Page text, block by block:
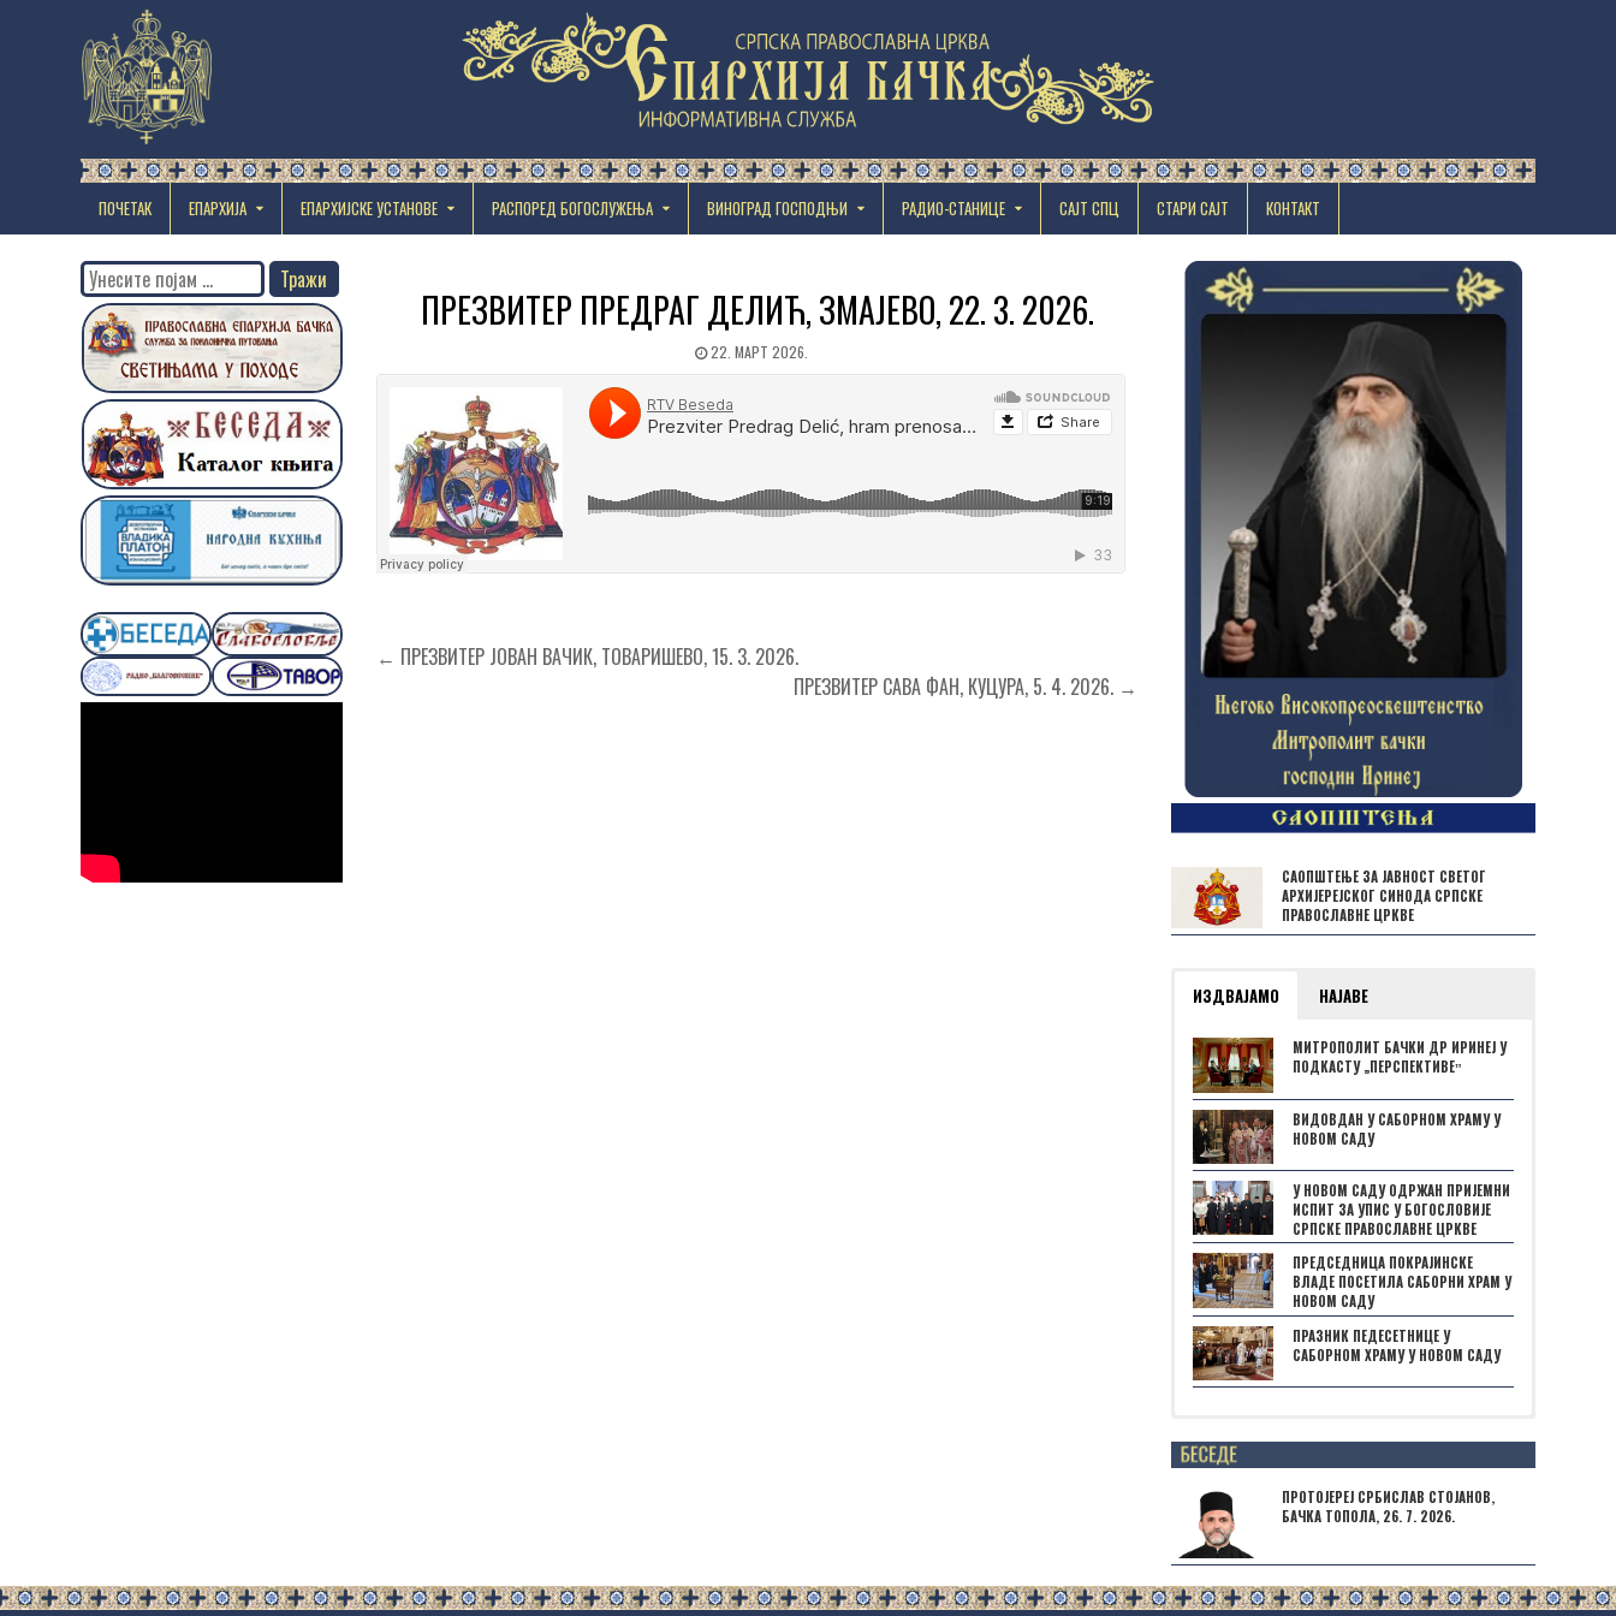
ПОЧЕТАК ЕПАРХИЈА EПАРХИЈСКЕ УСТАНОВЕ РАСПОРЕД БОГОСЛУЖЕЊА ВИНОГРАД ГОСПОДЊИ РАДИО-СТАНИЦЕ САЈТ СПЦ СТАРИ САЈТ КОНТАКТ
ПРЕЗВИТЕР ПРЕДРАГ ДЕЛИЋ, ЗМАЈЕВО, 22. 3. 2026.
22. МАРТ 2026.
Кретање
← ПРЕЗВИТЕР ЈОВАН ВАЧИК, ТОВАРИШЕВО, 15. 3. 2026.
ПРЕЗВИТЕР САВА ФАН, КУЦУРА, 5. 4. 2026. →
Search
for:
САОПШТЕЊЕ ЗА ЈАВНОСТ СВЕТОГ
АРХИЈЕРЕЈСКОГ СИНОДА СРПСКЕ
ПРАВОСЛАВНЕ ЦРКВЕ
ИЗДВАЈАМО НАЈАВЕ
МИТРОПОЛИТ БАЧКИ ДР ИРИНЕЈ У
ПОДКАСТУ „ПЕРСПЕКТИВЕˮ
ВИДОВДАН У САБОРНОМ ХРАМУ У
НОВОМ САДУ
У НОВОМ САДУ ОДРЖАН ПРИЈЕМНИ
ИСПИТ ЗА УПИС У БОГОСЛОВИЈЕ
СРПСКЕ ПРАВОСЛАВНЕ ЦРКВЕ
ПРЕДСЕДНИЦА ПОКРАЈИНСКЕ
ВЛАДЕ ПОСЕТИЛА САБОРНИ ХРАМ У
НОВОМ САДУ
ПРАЗНИК ПЕДЕСЕТНИЦЕ У
САБОРНОМ ХРАМУ У НОВОМ САДУ
Posts not found
ПРОТОЈЕРЕЈ СРБИСЛАВ СТОЈАНОВ,
БАЧКА ТОПОЛА, 26. 7. 2026.